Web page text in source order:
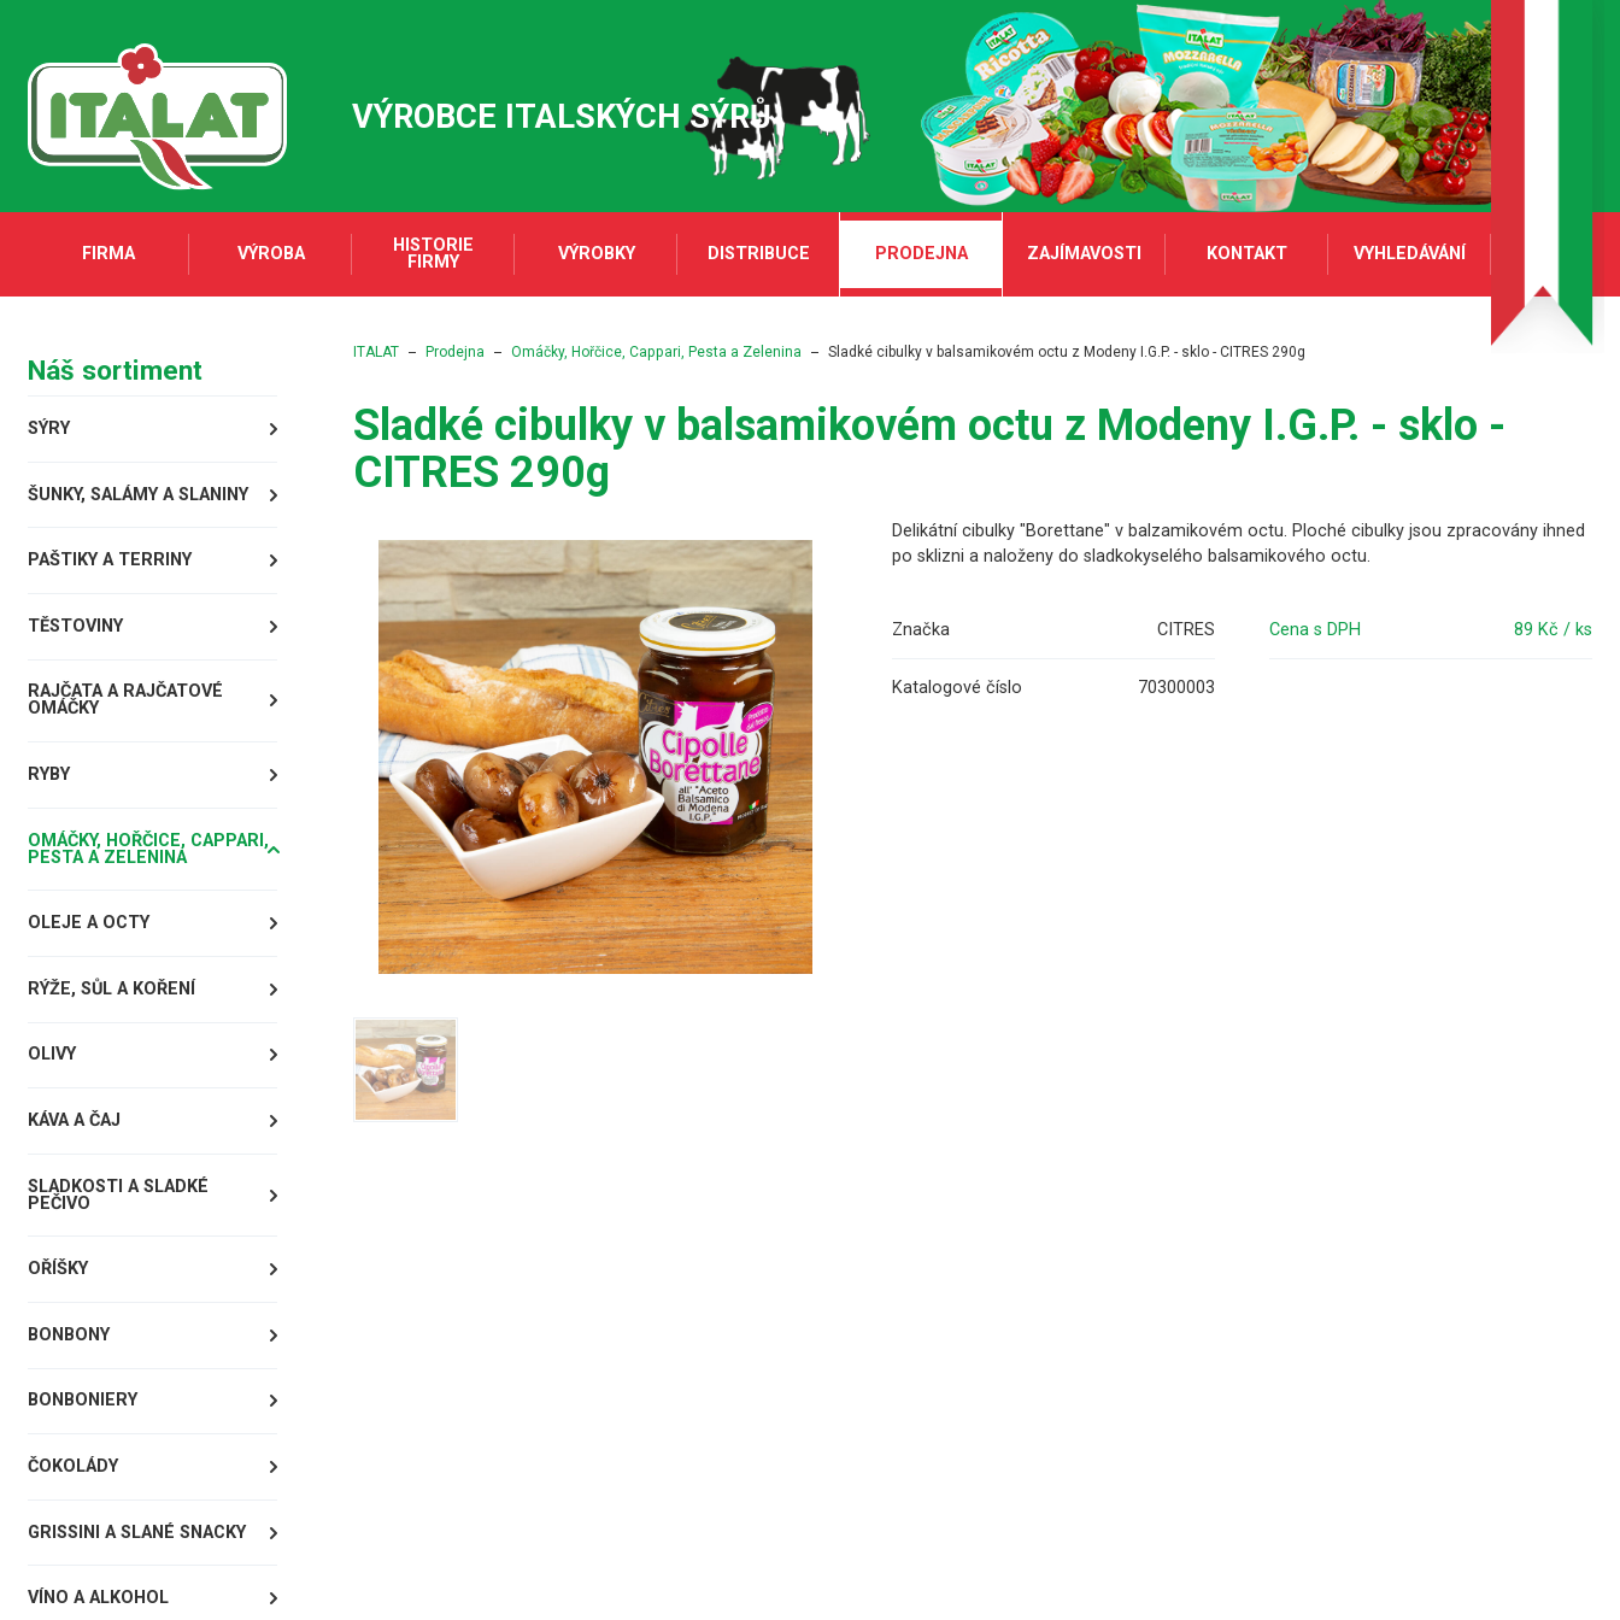
VÝROBCE ITALSKÝCH SÝRŮ
FIRMA VÝROBA
HISTORIE
FIRMY
VÝROBKY DISTRIBUCE PRODEJNA ZAJÍMAVOSTI KONTAKT VYHLEDÁVÁNÍ
Náš sortiment
SÝRY
ŠUNKY, SALÁMY A SLANINY
PAŠTIKY A TERRINY
TĚSTOVINY
RAJČATA A RAJČATOVÉ
OMÁČKY
RYBY
OMÁČKY, HOŘČICE, CAPPARI,
PESTA A ZELENINA
OLEJE A OCTY
RÝŽE, SŮL A KOŘENÍ
OLIVY
KÁVA A ČAJ
SLADKOSTI A SLADKÉ
PEČIVO
OŘÍŠKY
BONBONY
BONBONIERY
ČOKOLÁDY
GRISSINI A SLANÉ SNACKY
VÍNO A ALKOHOL
ITALAT Prodejna Omáčky, Hořčice, Cappari, Pesta a Zelenina Sladké cibulky v balsamikovém octu z Modeny I.G.P. - sklo - CITRES 290g
Sladké cibulky v balsamikovém octu z Modeny I.G.P. - sklo -
CITRES 290g
Delikátní cibulky "Borettane" v balzamikovém octu. Ploché cibulky jsou zpracovány ihned
po sklizni a naloženy do sladkokyselého balsamikového octu.
Značka CITRES
Katalogové číslo 70300003
Cena s DPH 89 Kč / ks